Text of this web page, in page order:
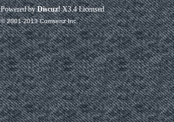
Powered byDiscuz! X3.4 Licensed
© 2001-2013Comsenz Inc.